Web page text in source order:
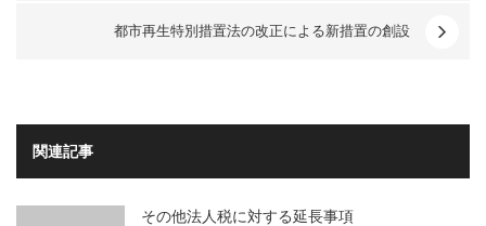
都市再生特別措置法の改正による新措置の創設
関連記事
その他法人税に対する延長事項